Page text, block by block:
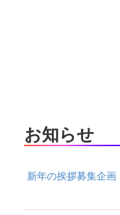
お知らせ
新年の挨拶募集企画